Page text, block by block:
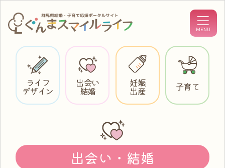
ライフ
デザイン
出会い
結婚
妊娠
出産 子育て
出会い・結婚